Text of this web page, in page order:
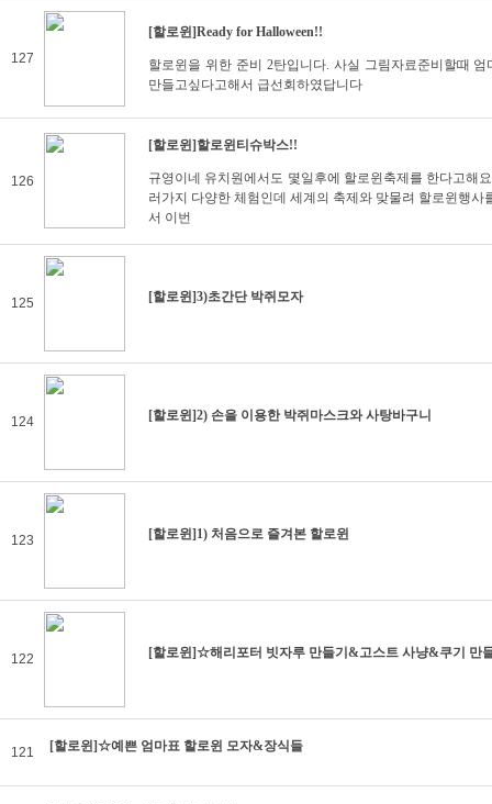
127
[할로윈]Ready for Halloween!!
할로윈을 위한 준비 2탄입니다. 사실 그림자료준비할때
만들고싶다고해서 급선회하였답니다
126
[할로윈]할로윈티슈박스!!
규영이네 유치원에서도 몇일후에 할로윈축제를 한다고해
러가지 다양한 체험인데 세계의 축제와 맞물려 할로윈행
서 이번
125 [할로윈]3)초간단 박쥐모자
124 [할로윈]2) 손을 이용한 박쥐마스크와 사탕바구니
123 [할로윈]1) 처음으로 즐겨본 할로윈
122 [할로윈]☆해리포터 빗자루 만들기&고스트 사냥&쿠기 만
121 [할로윈]☆예쁜 엄마표 할로윈 모자&장식들